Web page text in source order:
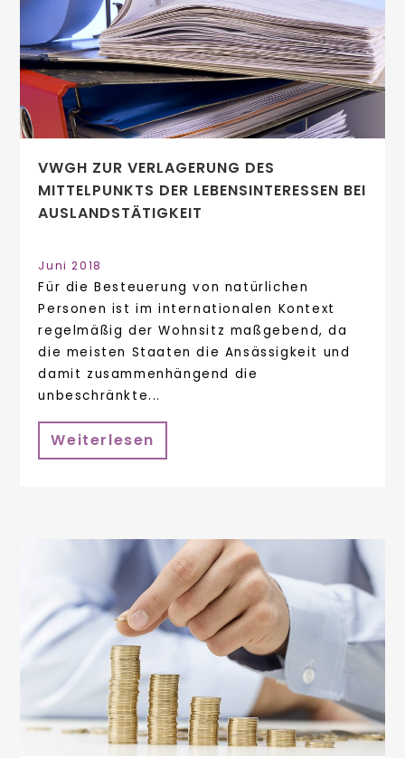
VWGH ZUR VERLAGERUNG DES
MITTELPUNKTS DER LEBENSINTERESSEN BEI
AUSLANDSTÄTIGKEIT
Juni 2018
Für die Besteuerung von natürlichen
Personen ist im internationalen Kontext
regelmäßig der Wohnsitz maßgebend, da
die meisten Staaten die Ansässigkeit und
damit zusammenhängend die
unbeschränkte...
Weiterlesen